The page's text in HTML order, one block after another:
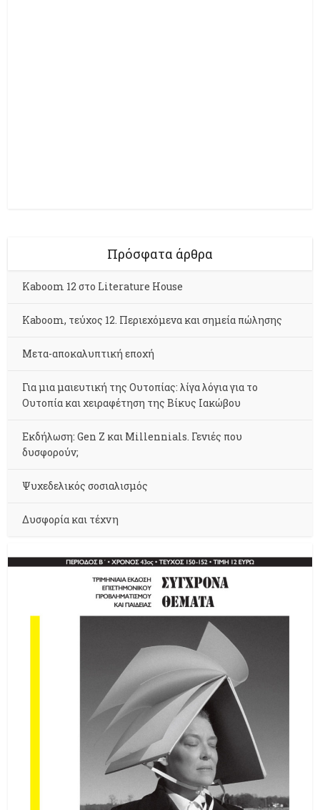
Πρόσφατα άρθρα
Kaboom 12 στο Literature House
Kaboom, τεύχος 12. Περιεχόμενα και σημεία πώλησης
Μετα-αποκαλυπτική εποχή
Για μια μαιευτική της Ουτοπίας: λίγα λόγια για το
Ουτοπία και χειραφέτηση της Βίκυς Ιακώβου
Εκδήλωση: Gen Z και Millennials. Γενιές που
δυσφορούν;
Ψυχεδελικός σοσιαλισμός
Δυσφορία και τέχνη